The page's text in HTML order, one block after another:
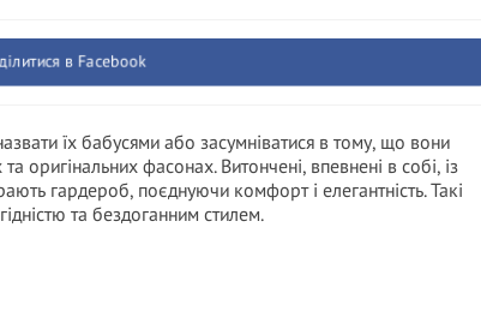
в Facebook
їх бабусями або засумніватися в тому, що вони
оригінальних фасонах. Витончені, впевнені в собі, із
гардероб, поєднуючи комфорт і елегантність. Такі
та бездоганним стилем.